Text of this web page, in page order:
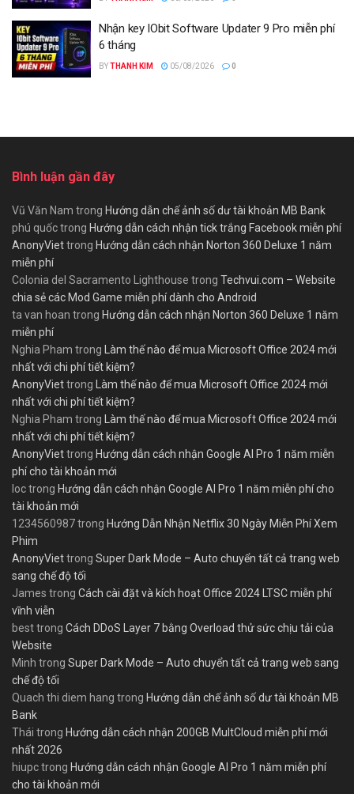
Nhận key IObit Software Updater 9 Pro miễn phí
6 tháng
BYTHANH KIM 05/08/2026 0
Bình luận gần đây
Vũ Văn Nam trong Hướng dẫn chế ảnh số dư tài khoản MB Bank
phú quốctrong Hướng dẫn cách nhận tick trắng Facebook miễn phí
AnonyViettrong Hướng dẫn cách nhận Norton 360 Deluxe 1 năm
miễn phí
Colonia del Sacramento Lighthouse trong Techvui.com – Website
chia sẻ các Mod Game miễn phí dành cho Android
ta van hoan trong Hướng dẫn cách nhận Norton 360 Deluxe 1 năm
miễn phí
Nghia Pham trong Làm thế nào để mua Microsoft Office 2024 mới
nhất với chi phí tiết kiệm?
AnonyViettrong Làm thế nào để mua Microsoft Office 2024 mới
nhất với chi phí tiết kiệm?
Nghia Pham trong Làm thế nào để mua Microsoft Office 2024 mới
nhất với chi phí tiết kiệm?
AnonyViettrong Hướng dẫn cách nhận Google AI Pro 1 năm miễn
phí cho tài khoản mới
loctrong Hướng dẫn cách nhận Google AI Pro 1 năm miễn phí cho
tài khoản mới
1234560987trong Hướng Dẫn Nhận Netflix 30 Ngày Miễn Phí Xem
Phim
AnonyViettrong Super Dark Mode – Auto chuyển tất cả trang web
sang chế độ tối
James trong Cách cài đặt và kích hoạt Office 2024 LTSC miễn phí
vĩnh viễn
besttrong Cách DDoS Layer 7 bằng Overload thử sức chịu tải của
Website
Minh trong Super Dark Mode – Auto chuyển tất cả trang web sang
chế độ tối
Quach thi diem hang trong Hướng dẫn chế ảnh số dư tài khoản MB
Bank
Thái trong Hướng dẫn cách nhận 200GB MultCloud miễn phí mới
nhất 2026
hiupctrong Hướng dẫn cách nhận Google AI Pro 1 năm miễn phí
cho tài khoản mới